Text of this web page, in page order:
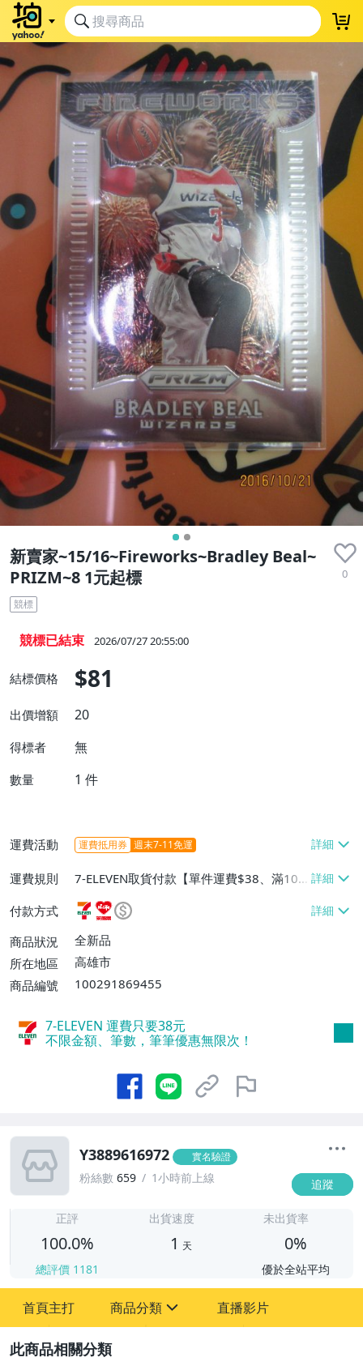
新賣家~15/16~Fireworks~Bradley Beal~
PRIZM~8 1元起標
0
競標
競標已結束 2026/07/27 20:55:00
結標價格 $81
出價增額 20
得標者 無
數量 1 件
運費活動 運費抵用券 週末7-11免運
運費規則
7-ELEVEN取貨付款【單件運費$38、滿100
件或消費滿$1000000免運費】、7-ELEVEN
取貨不付款【單件運費$38】、萊爾富取貨
付款【單件運費$60、滿50件或消費滿$30
0000免運費】、郵局掛號【單件運費$50、
付款方式
商品狀況
全新品
所在地區
高雄市
商品編號
100291869455
7-ELEVEN 運費只要38元
不限金額、筆數，筆筆優惠無限次！
Y3889616972 實名驗證
粉絲數 659 1小時前上線 追蹤
正評
100.0%
總評價 1181
出貨速度
1 天
未出貨率
0%
優於全站平均
首頁主打 商品分類
偶像、球員卡與郵幣
直播影片